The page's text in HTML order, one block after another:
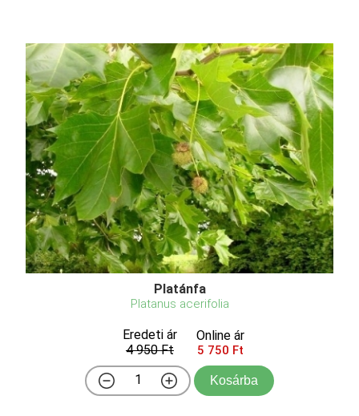
Platánfa
Platanus acerifolia
Eredeti ár
4 950 Ft
Online ár
5 750 Ft
Kosárba